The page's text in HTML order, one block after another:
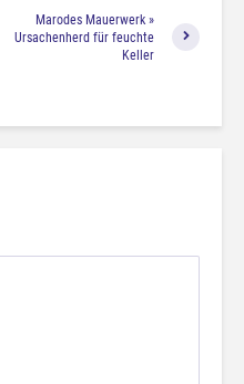
Marodes Mauerwerk »
Ursachenherd für feuchte
Keller